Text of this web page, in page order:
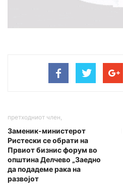
претходниот член,
Заменик-министерот
Ристески се обрати на
Првиот бизнис форум во
општина Делчево „Заедно
да подадеме рака на
развојот